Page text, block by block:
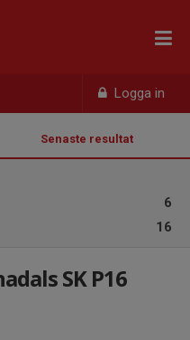
Logga in
Senaste resultat
6
16
SK P16